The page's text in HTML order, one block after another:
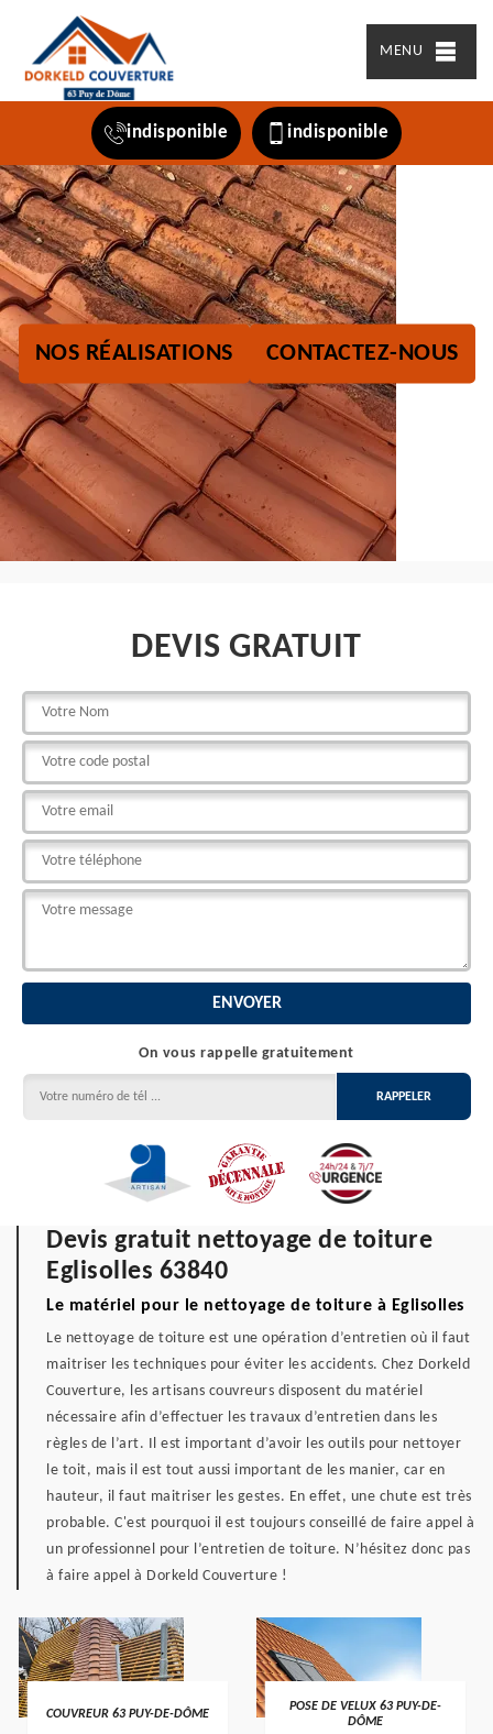
MENU
indisponible indisponible
NOS RÉALISATIONS CONTACTEZ-NOUS
DEVIS GRATUIT
On vous rappelle gratuitement
Devis gratuit nettoyage de toiture
Eglisolles 63840
Le matériel pour le nettoyage de toiture à Eglisolles
Le nettoyage de toiture est une opération d’entretien où il faut
maitriser les techniques pour éviter les accidents. Chez Dorkeld
Couverture, les artisans couvreurs disposent du matériel
nécessaire afin d’effectuer les travaux d’entretien dans les
règles de l’art. Il est important d’avoir les outils pour nettoyer
le toit, mais il est tout aussi important de les manier, car en
hauteur, il faut maitriser les gestes. En effet, une chute est très
probable. C'est pourquoi il est toujours conseillé de faire appel à
un professionnel pour l’entretien de toiture. N’hésitez donc pas
à faire appel à Dorkeld Couverture !
COUVREUR 63 PUY-DE-DÔME
POSE DE VELUX 63 PUY-DE-
DÔME